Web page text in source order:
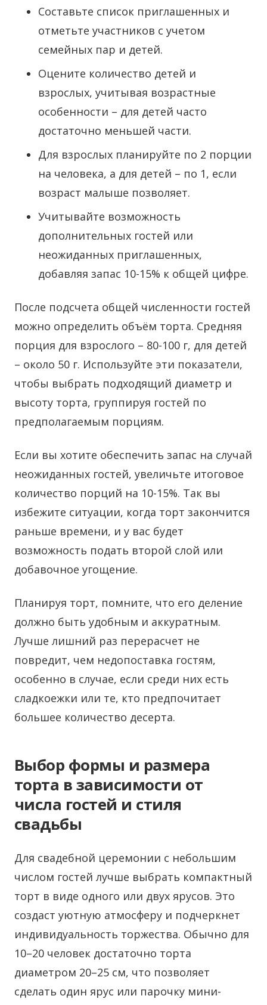
Составьте список приглашенных и
отметьте участников с учетом
семейных пар и детей.
Оцените количество детей и
взрослых, учитывая возрастные
особенности – для детей часто
достаточно меньшей части.
Для взрослых планируйте по 2 порции
на человека, а для детей – по 1, если
возраст малыше позволяет.
Учитывайте возможность
дополнительных гостей или
неожиданных приглашенных,
добавляя запас 10-15% к общей цифре.
После подсчета общей численности гостей
можно определить объём торта. Средняя
порция для взрослого – 80-100 г, для детей
– около 50 г. Используйте эти показатели,
чтобы выбрать подходящий диаметр и
высоту торта, группируя гостей по
предполагаемым порциям.
Если вы хотите обеспечить запас на случай
неожиданных гостей, увеличьте итоговое
количество порций на 10-15%. Так вы
избежите ситуации, когда торт закончится
раньше времени, и у вас будет
возможность подать второй слой или
добавочное угощение.
Планируя торт, помните, что его деление
должно быть удобным и аккуратным.
Лучше лишний раз перерасчет не
повредит, чем недопоставка гостям,
особенно в случае, если среди них есть
сладкоежки или те, кто предпочитает
большее количество десерта.
Выбор формы и размера
торта в зависимости от
числа гостей и стиля
свадьбы
Для свадебной церемонии с небольшим
числом гостей лучше выбрать компактный
торт в виде одного или двух ярусов. Это
создаст уютную атмосферу и подчеркнет
индивидуальность торжества. Обычно для
10–20 человек достаточно торта
диаметром 20–25 см, что позволяет
сделать один ярус или парочку мини-